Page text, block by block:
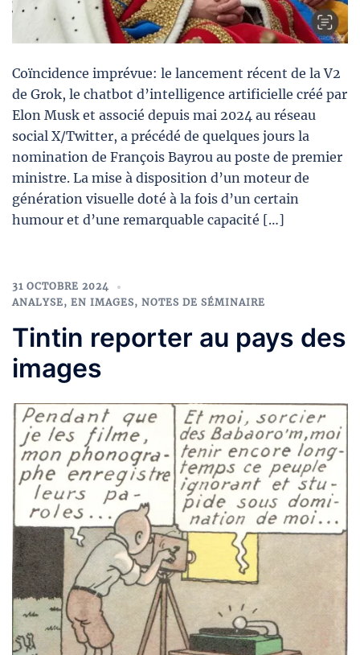
Coïncidence imprévue: le lancement récent de la V2
de Grok, le chatbot d’intelligence artificielle créé par
Elon Musk et associé depuis mai 2024 au réseau
social X/Twitter, a précédé de quelques jours la
nomination de François Bayrou au poste de premier
ministre. La mise à disposition d’un moteur de
génération visuelle doté à la fois d’un certain
humour et d’une remarquable capacité […]
31 OCTOBRE 2024
ANALYSE, EN IMAGES, NOTES DE SÉMINAIRE
Tintin reporter au pays des
images